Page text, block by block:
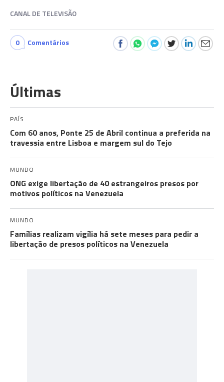
CANAL DE TELEVISÃO
0 Comentários
Últimas
PAÍS
Com 60 anos, Ponte 25 de Abril continua a preferida na
travessia entre Lisboa e margem sul do Tejo
MUNDO
ONG exige libertação de 40 estrangeiros presos por
motivos políticos na Venezuela
MUNDO
Famílias realizam vigília há sete meses para pedir a
libertação de presos políticos na Venezuela